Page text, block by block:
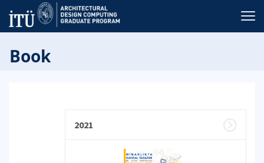
Book
2021